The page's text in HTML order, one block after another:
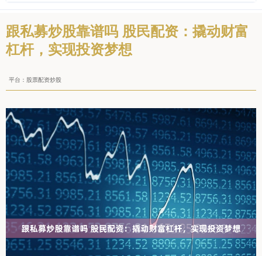
跟私募炒股靠谱吗 股民配资：撬动财富
杠杆，实现投资梦想
平台：股票配资炒股